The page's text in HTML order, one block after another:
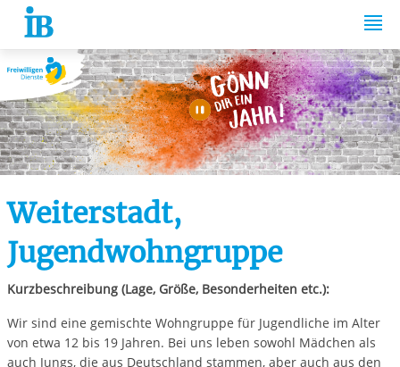
Springe zum Inhalt
Automatische
Weiterstadt,
Jugendwohngruppe
Kurzbeschreibung (Lage, Größe, Besonderheiten etc.):
Wir sind eine gemischte Wohngruppe für Jugendliche im Alter
von etwa 12 bis 19 Jahren. Bei uns leben sowohl Mädchen als
auch Jungs, die aus Deutschland stammen, aber auch aus den